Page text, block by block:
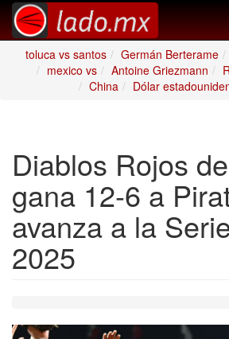
toluca vs santos
Germán Berterame
mexico vs
Antoine Griezmann
China
Dólar
Diablos Rojos
gana 12-6 a
avanza a la
2025